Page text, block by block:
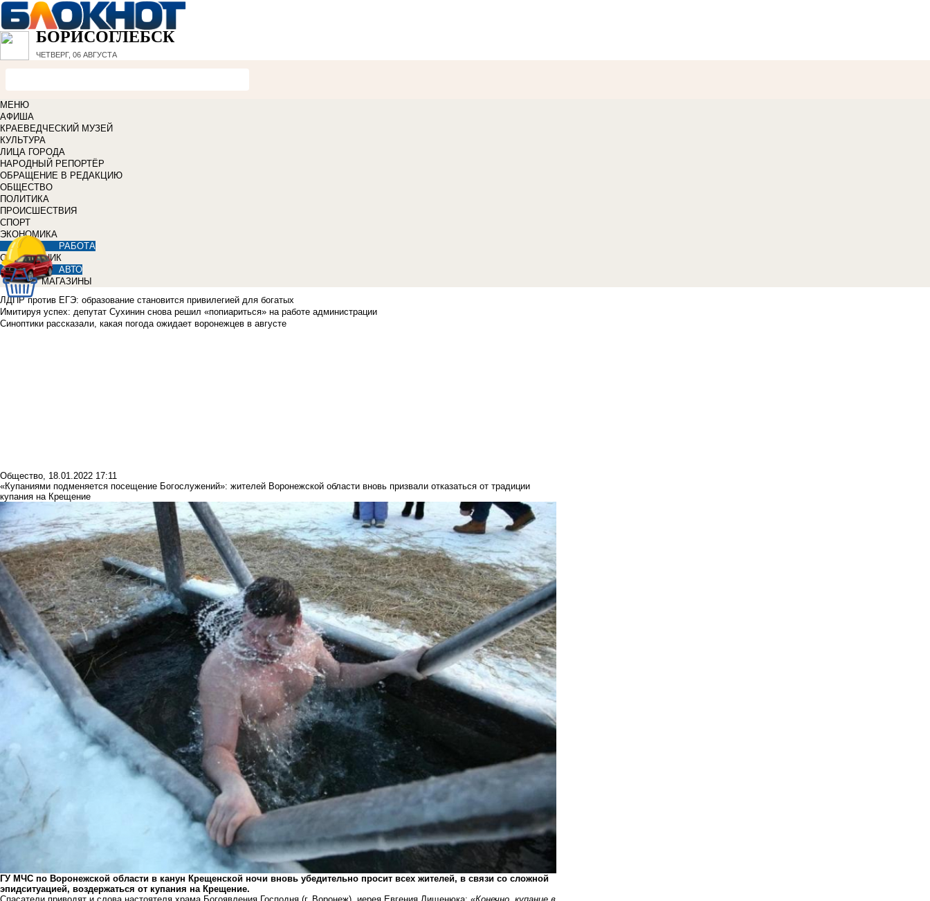
БОРИСОГЛЕБСК
ЧЕТВЕРГ, 06 АВГУСТА
МЕНЮ
АФИША
КРАЕВЕДЧЕСКИЙ МУЗЕЙ
КУЛЬТУРА
ЛИЦА ГОРОДА
НАРОДНЫЙ РЕПОРТЁР
ОБРАЩЕНИЕ В РЕДАКЦИЮ
ОБЩЕСТВО
ПОЛИТИКА
ПРОИСШЕСТВИЯ
СПОРТ
ЭКОНОМИКА
РАБОТА
СПРАВОЧНИК
АВТО
МАГАЗИНЫ
ЛДПР против ЕГЭ: образование становится привилегией для богатых
Имитируя успех: депутат Сухинин снова решил «попиариться» на работе администрации
Синоптики рассказали, какая погода ожидает воронежцев в августе
Общество, 18.01.2022 17:11
«Купаниями подменяется посещение Богослужений»: жителей Воронежской области вновь призвали отказаться от традиции
купания на Крещение
ГУ МЧС по Воронежской области в канун Крещенской ночи вновь убедительно просит всех жителей, в связи со сложной
эпидситуацией, воздержаться от купания на Крещение.